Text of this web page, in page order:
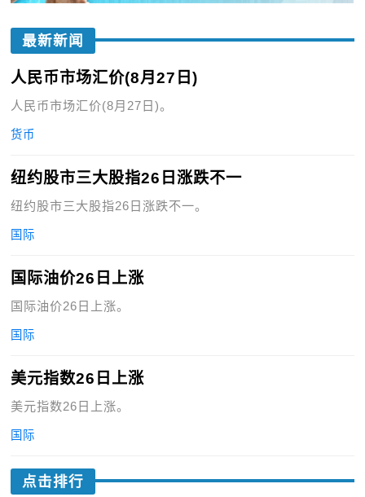
最新新闻
人民币市场汇价(8月27日)
人民币市场汇价(8月27日)。
货币
纽约股市三大股指26日涨跌不一
纽约股市三大股指26日涨跌不一。
国际
国际油价26日上涨
国际油价26日上涨。
国际
美元指数26日上涨
美元指数26日上涨。
国际
点击排行